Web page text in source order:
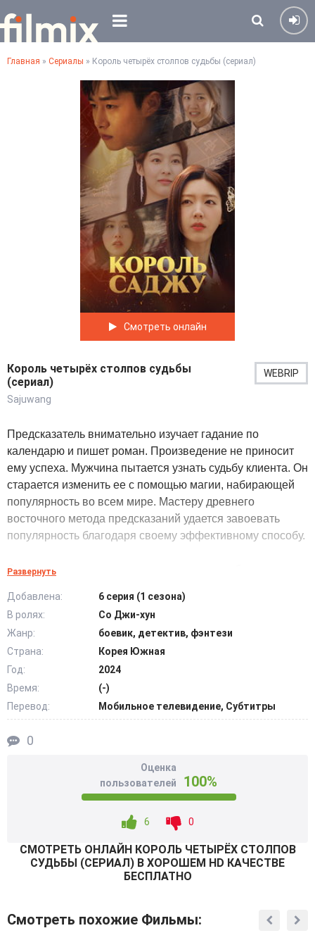
Главная » Сериалы » Король четырёх столпов судьбы (сериал)
Смотреть онлайн
Король четырёх столпов судьбы
(сериал)
Sajuwang
WEBRIP
Предсказатель внимательно изучает гадание по
календарю и пишет роман. Произведение не приносит
ему успеха. Мужчина пытается узнать судьбу клиента. Он
старается изменить ее с помощью магии, набирающей
популярность во всем мире. Мастеру древнего
восточного метода предсказаний удается завоевать
популярность благодаря своему эффективному способу.
Он решает самые сложные, непростые проблемы своих
видеть скрытые возможности и взаимосвязи в жизни
разных людей. Встреча с талантливым и опытным
мастером многое меняет в его судьбе. Он разрешает
молодому человеку пользоваться своим офисом,
признает его талант.
Герой продолжает усовершенствовать, укреплять свои
способности в области магии. В ходе совместной
деятельности мастерство и наставничество развиваются
Развернуть
Добавлена:
6 серия (1 сезона)
В ролях:
Со Джи-хун
Жанр:
боевик, детектив, фэнтези
Страна:
Корея Южная
Год:
2024
Время:
(-)
Перевод:
Мобильное телевидение, Субтитры
0
Оценка
пользователей
100%
6 0
СМОТРEТЬ ОНЛАЙН КОРОЛЬ ЧЕТЫРЁХ СТОЛПОВ
СУДЬБЫ (СЕРИАЛ) В ХОРОШЕМ HD КАЧЕСТВЕ
БЕСПЛАТНО
Смотреть похожие Фильмы: